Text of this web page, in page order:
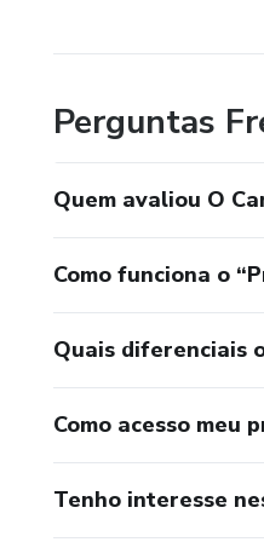
Perguntas
Quem avaliou O
Como funciona o
Quais diferenciais
Como acesso meu
Tenho interesse